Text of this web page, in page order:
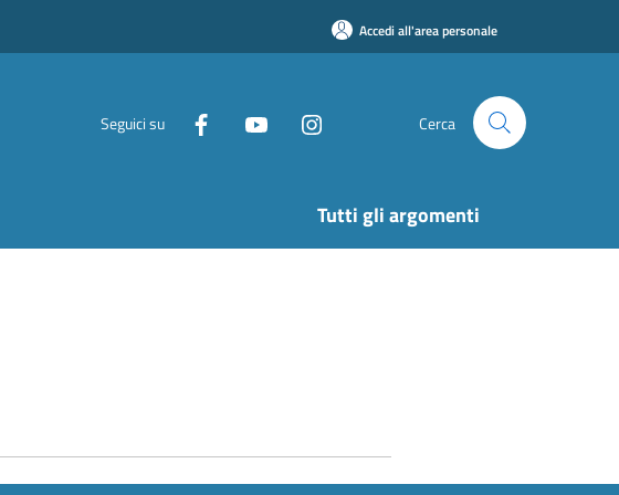
Accedi all'area personale
Seguici su Cerca
Tutti gli argomenti